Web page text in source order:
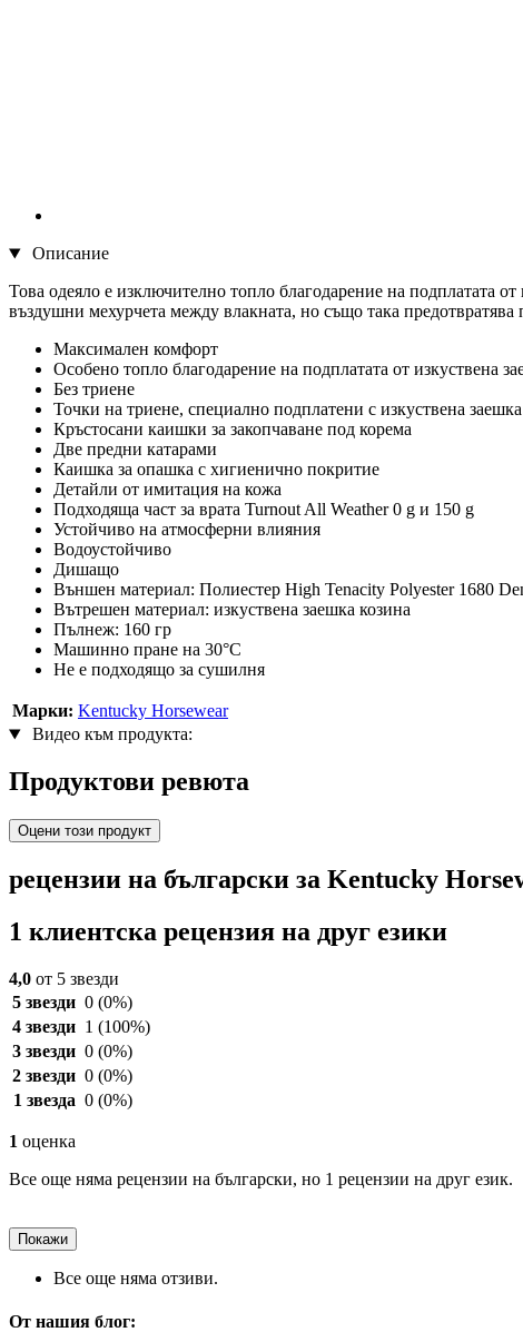
Описание
Това одеяло е изключително топло благодарение на подплатата
въздушни мехурчета между влакната, но също така
Максимален комфорт
Особено топло благодарение на подплатата от изкуствена
Без триене
Точки на триене, специално подплатени с изкуствена
Кръстосани каишки за закопчаване под корема
Две предни катарами
Каишка за опашка с хигиенично покритие
Детайли от имитация на кожа
Подходяща част за врата Turnout All Weather 0 g и 150 g
Устойчиво на атмосферни влияния
Водоустойчиво
Дишащо
Външен материал: Полиестер High Tenacity Polyester 1680
Вътрешен материал: изкуствена заешка козина
Пълнеж: 160 гр
Машинно пране на 30°С
Не е подходящо за сушилня
Марки: Kentucky Horsewear
Видео към продукта:
Продуктови ревюта
Оцени този продукт
рецензии на български за Kentucky
1 клиентска рецензия на друг езики
4,0 от 5 звезди
5 звезди 0 (0%)
4 звезди 1 (100%)
3 звезди 0 (0%)
2 звезди 0 (0%)
1 звезда 0 (0%)
1 оценка
Все още няма рецензии на български, но 1 рецензии на друг език.
Покажи
Все още няма отзиви.
От нашия блог: